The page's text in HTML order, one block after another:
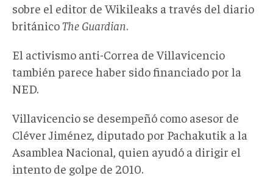
sobre el editor de Wikileaks a través del diario
británico The Guardian.
El activismo anti-Correa de Villavicencio
también parece haber sido financiado por la
NED.
Villavicencio se desempeñó como asesor de
Cléver Jiménez, diputado por Pachakutik a la
Asamblea Nacional, quien ayudó a dirigir el
intento de golpe de 2010.